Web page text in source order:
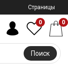
Страницы
Поиск
0 0